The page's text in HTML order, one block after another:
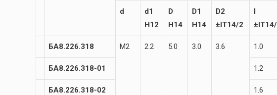
d
d1
H12
D
H14
D1
H14
D2
±IT14/2
I
БА8.226.318 М2 2.2 5.0 3.0 3.6 1.0
БА8.226.318-01 1.2
БА8.226.318-02 1.6